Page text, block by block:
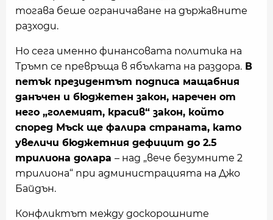
тогава беше ограничаване на държавните
разходи.
Но сега именно финансовата политика на
Тръмп се превръща в ябълката на раздора. В
петък президентът подписа мащабния
данъчен и бюджетен закон, наречен от
него „големият, красив“ закон, който
според Мъск ще фалира страната, като
увеличи бюджетния дефицит до 2.5
трилиона долара – над „вече безумните 2
трилиона“ при администрацията на Джо
Байдън.
Конфликтът между доскорошните